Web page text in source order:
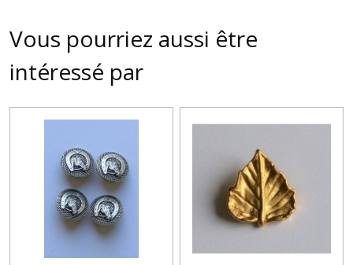
Vous pourriez aussi être
intéressé par